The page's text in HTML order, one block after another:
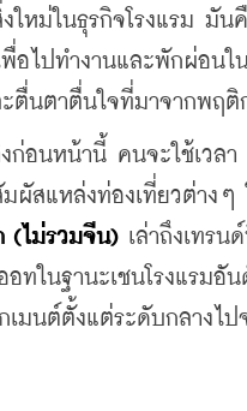
ม่ในธุรกิจโรงแรม มัน
อไปทำงานและพักผ่อนใ
ตื่นตาตื่นใจที่มาจากพฤติ
นหน้านี้ คนจะใช้เวลา
ผัสแหล่งท่องเที่ยวต่างๆ
(ไม่รวมจีน) เล่าถึงเทรนด์
ทในฐานะเชนโรงแรม
มนต์ตั้งแต่ระดับกลางไป